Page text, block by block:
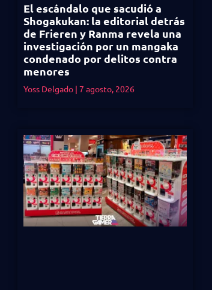
El escándalo que sacudió a
Shogakukan: la editorial detrás
de Frieren y Ranma revela una
investigación por un mangaka
condenado por delitos contra
menores
Yoss Delgado 7 agosto, 2026